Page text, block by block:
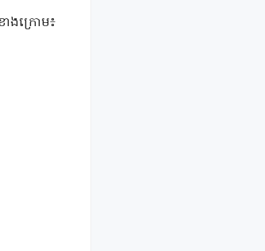
ងក្រោម៖